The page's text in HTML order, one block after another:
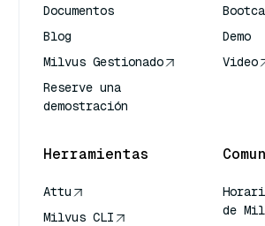
Documentos
Blog
Milvus Gestionado
Reserve una
demostración
Demo
Video
Herramientas
Attu
Milvus CLI
de